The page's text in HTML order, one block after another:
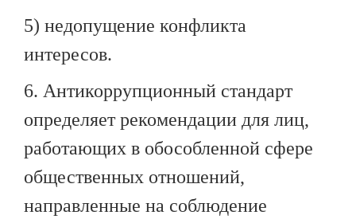
5) недопущение конфликта
интересов.
6. Антикоррупционный стандарт
определяет рекомендации для лиц,
работающих в обособленной сфере
общественных отношений,
направленные на соблюдение